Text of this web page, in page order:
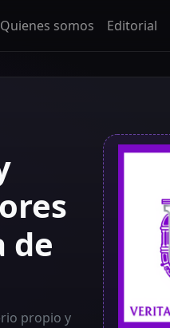
Quienes somos Editorial
de
propio y